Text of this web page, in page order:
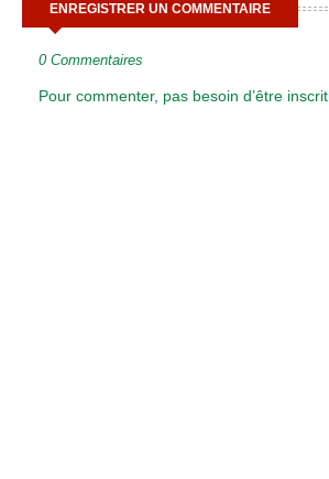
ENREGISTRER UN COMMENTAIRE
0 Commentaires
Pour commenter, pas besoin d’être